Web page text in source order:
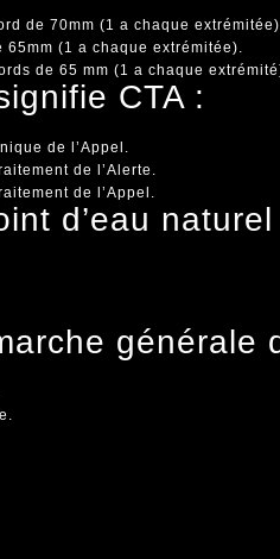
de 70mm (1 a chaque
65mm (1 a chaque extrémitée).
de 65 mm (1 a chaque
CTA :
de l’Appel.
de l’Alerte.
de l’Appel.
d’eau
générale